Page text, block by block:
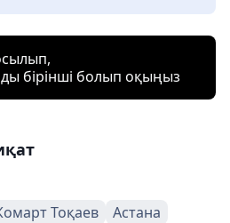
бірінші болып оқыңыз
Тоқаев Астана